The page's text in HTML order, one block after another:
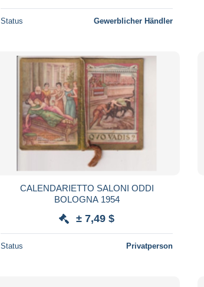
Status Gewerblicher Händler
CALENDARIETTO SALONI ODDI
BOLOGNA 1954
± 7,49 $
Status Privatperson